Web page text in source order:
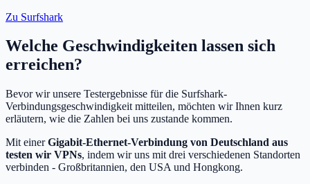
Zu Surfshark
Welche Geschwindigkeiten lassen sich
erreichen?
Bevor wir unsere Testergebnisse für die Surfshark-
Verbindungsgeschwindigkeit mitteilen, möchten wir Ihnen kurz
erläutern, wie die Zahlen bei uns zustande kommen.
Mit einerGigabit-Ethernet-Verbindung von Deutschland aus
testen wir VPNs, indem wir uns mit drei verschiedenen Standorten
verbinden - Großbritannien, den USA und Hongkong.